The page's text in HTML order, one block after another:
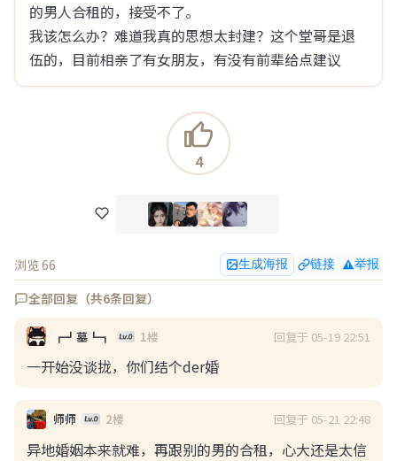
BanJiTin0
08-05 19:55
小红薯这么明目张胆了吗？
没有人管吗？这要变成小皇叔了
浏览(63) 回复(0)
中年夫妻怎么解决没有激情的问题？
的男人合租的，接受不了。
我该怎么办？难道我真的思想太封建？这个堂哥是退
伍的，目前相亲了有女朋友，有没有前辈给点建议
4
浏览 66 生成海报 链接 举报
全部回复（共6条回复）
┏┛墓┗┓ 1楼 回复于 05-19 22:51
一开始没谈拢，你们结个der婚
师师 2楼 回复于 05-21 22:48
异地婚姻本来就难，再跟别的男的合租，心大还是太信